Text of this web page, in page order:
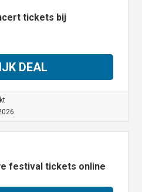
tickets bij
DEAL
festival tickets online